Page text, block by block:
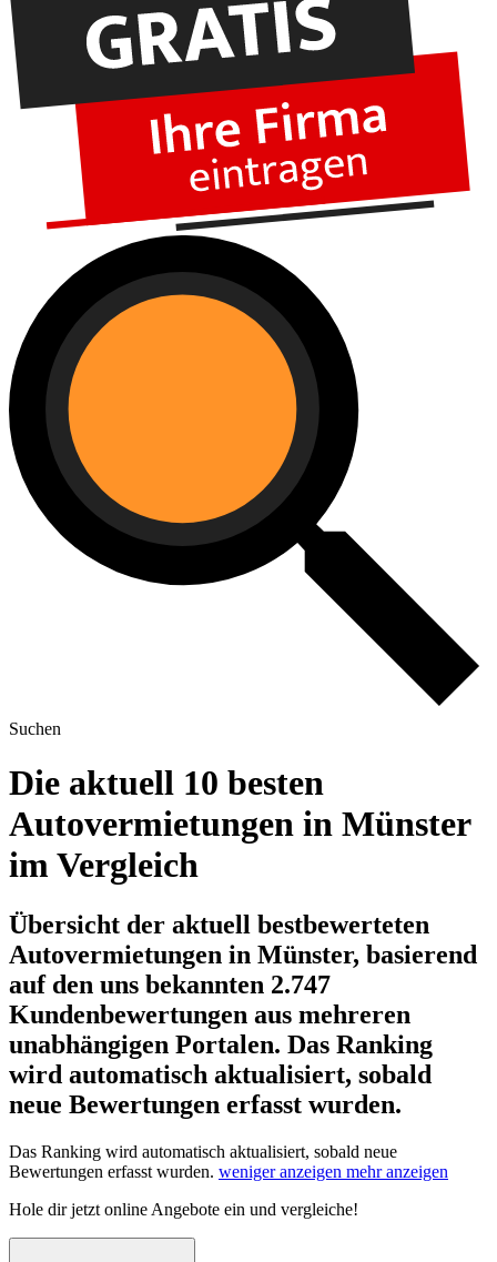
Suchen
Die aktuell 10 besten
Autovermietungen in Münster
im Vergleich
Übersicht der aktuell bestbewerteten
Autovermietungen in Münster, basierend
auf den uns bekannten 2.747
Kundenbewertungen aus mehreren
unabhängigen Portalen. Das Ranking
wird automatisch aktualisiert, sobald
neue Bewertungen erfasst wurden.
Das Ranking wird automatisch aktualisiert, sobald neue
Bewertungen erfasst wurden. weniger anzeigen mehr anzeigen
Hole dirjetzt online Angebote ein und vergleiche!